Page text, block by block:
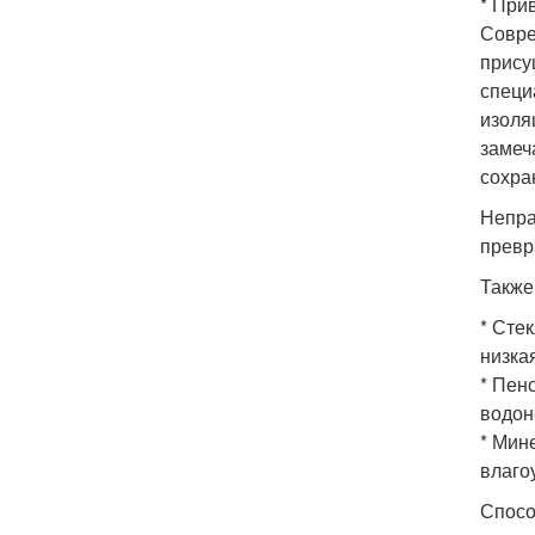
*
*
*